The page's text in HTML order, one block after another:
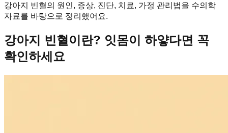
강아지 빈혈의 원인, 증상, 진단, 치료, 가정 관리법을 수의학
자료를 바탕으로 정리했어요.
강아지 빈혈이란? 잇몸이 하얗다면 꼭
확인하세요